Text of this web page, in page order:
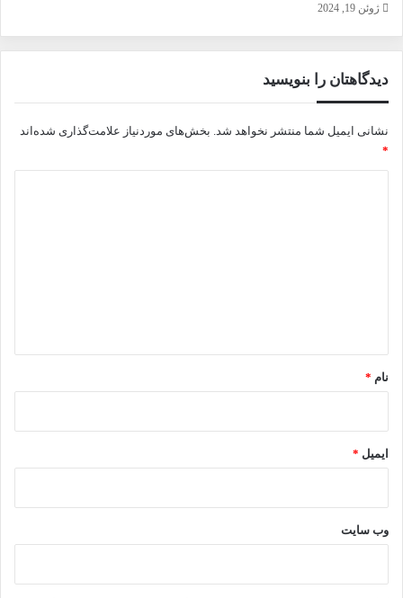
ژوئن 19, 2024
دیدگاهتان را بنویسید
نشانی ایمیل شما منتشر نخواهد شد. بخش‌های موردنیاز علامت‌گذاری شده‌اند
*
نام *
ایمیل *
وب‌ سایت